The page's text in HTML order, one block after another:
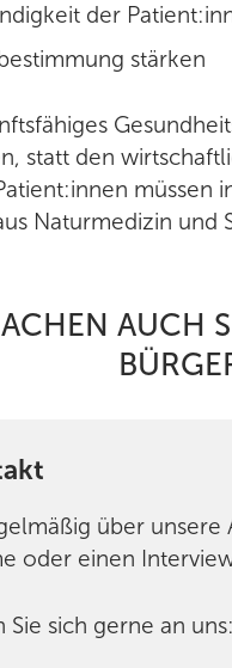
der
stärken
statt den
müssen
Naturmedizin
AUCH
über
oder einen
Sie sich gerne an uns: